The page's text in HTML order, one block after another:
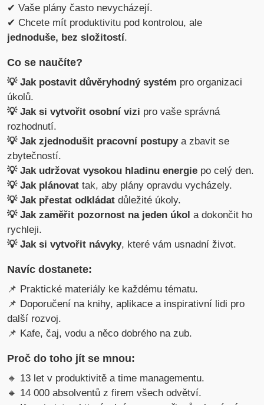
✔ Vaše plány často nevycházejí.
✔ Chcete mít produktivitu pod kontrolou, ale
jednoduše, bez složitostí.
Co se naučíte?
💡 Jak postavit důvěryhodný systém pro organizaci
úkolů.
💡 Jak si vytvořit osobní vizi pro vaše správná
rozhodnutí.
💡 Jak zjednodušit pracovní postupya zbavit se
zbytečností.
💡 Jak udržovat vysokou hladinu energie po celý den.
💡 Jak plánovattak, aby plány opravdu vycházely.
💡 Jak přestat odkládat důležité úkoly.
💡 Jak zaměřit pozornost na jeden úkol a dokončit ho
rychleji.
💡 Jak si vytvořit návyky, které vám usnadní život.
Navíc dostanete:
📌 Praktické materiály ke každému tématu.
📌 Doporučení na knihy, aplikace a inspirativní lidi pro
další rozvoj.
📌 Kafe, čaj, vodu a něco dobrého na zub.
Proč do toho jít se mnou:
🔸 13 let v produktivitě a time managementu.
🔸 14 000 absolventů z firem všech odvětví.